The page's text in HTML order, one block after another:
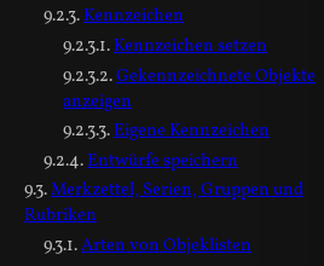
Kennzeichen
Kennzeichen setzen
Gekennzeichnete Objekte
anzeigen
Eigene Kennzeichen
Entwürfe speichern
Merkzettel, Serien, Gruppen und
Rubriken
Arten von Objeklisten